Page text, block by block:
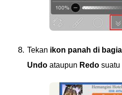
Tekan ikon panah di
Undo ataupun Redo suatu